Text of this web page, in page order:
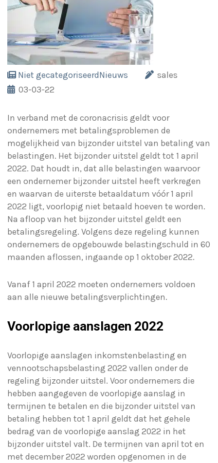
Niet gecategoriseerdNieuws
sales
03-03-22
In verband met de coronacrisis geldt voor
ondernemers met betalingsproblemen de
mogelijkheid van bijzonder uitstel van betaling van
belastingen. Het bijzonder uitstel geldt tot 1 april
2022. Dat houdt in, dat alle belastingen waarvoor
een ondernemer bijzonder uitstel heeft verkregen
en waarvan de uiterste betaaldatum vóór 1 april
2022 ligt, voorlopig niet betaald hoeven te worden.
Na afloop van het bijzonder uitstel geldt een
betalingsregeling. Volgens deze regeling kunnen
ondernemers de opgebouwde belastingschuld in 60
maanden aflossen, ingaande op 1 oktober 2022.
Vanaf 1 april 2022 moeten ondernemers voldoen
aan alle nieuwe betalingsverplichtingen.
Voorlopige aanslagen 2022
Voorlopige aanslagen inkomstenbelasting en
vennootschapsbelasting 2022 vallen onder de
regeling bijzonder uitstel. Voor ondernemers die
hebben aangegeven de voorlopige aanslag in
termijnen te betalen en die bijzonder uitstel van
betaling hebben tot 1 april geldt dat het gehele
bedrag van de voorlopige aanslag 2022 in het
bijzonder uitstel valt. De termijnen van april tot en
met december 2022 worden opgenomen in de